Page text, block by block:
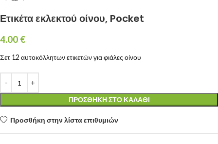
Ετικέτα εκλεκτού οίνου, Pocket
4.00 €
Σετ 12 αυτοκόλλητων ετικετών για φιάλες οίνου
ΠΡΟΣΘΉΚΗ ΣΤΟ ΚΑΛΆΘΙ
Προσθήκη στην λίστα επιθυμιών